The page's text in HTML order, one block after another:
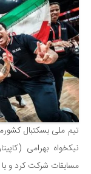
فرهنگ و هنر
سینما و تئاتر
تلویزیون
موسیقی
چهره‌ها
عکاسی و
کتاب و
تاریخ
تیم ملی بسکتبال
نیکخواه بهرامی
مسابقات شرکت کرد و